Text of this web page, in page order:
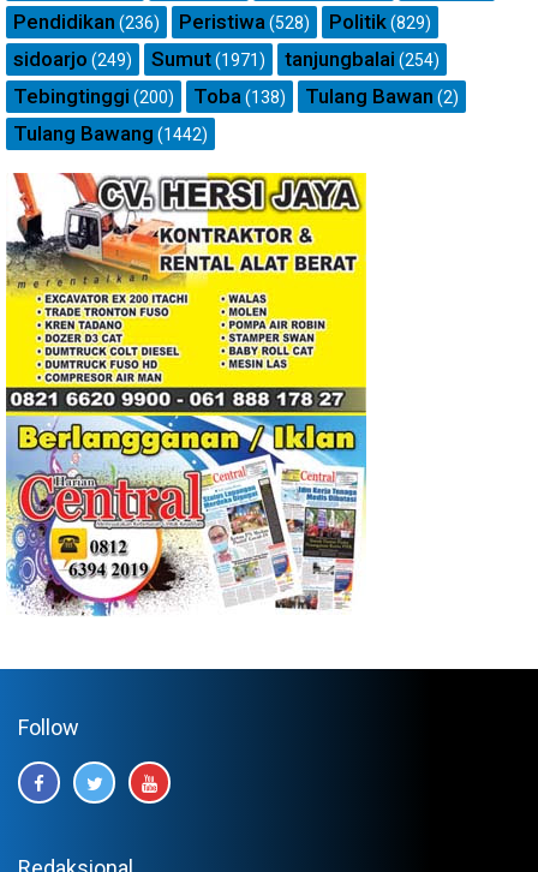
Pendidikan (236) Peristiwa(528) Politik(829)
sidoarjo (249) Sumut(1971) tanjungbalai (254)
Tebingtinggi (200) Toba(138) Tulang Bawan (2)
Tulang Bawang (1442)
Follow